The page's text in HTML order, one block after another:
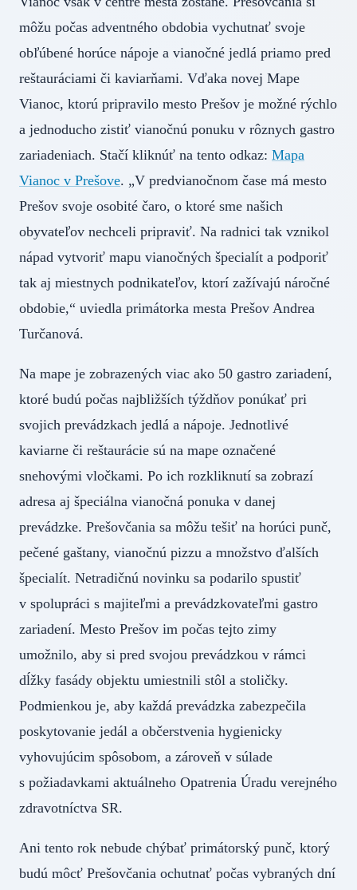
môžu počas adventného obdobia vychutnať svoje
obľúbené horúce nápoje a vianočné jedlá priamo pred
reštauráciami či kaviarňami. Vďaka novej Mape
Vianoc, ktorú pripravilo mesto Prešov je možné rýchlo
a jednoducho zistiť vianočnú ponuku v rôznych gastro
zariadeniach. Stačí kliknúť na tento odkaz: Mapa
Vianoc v Prešove. „V predvianočnom čase má mesto
Prešov svoje osobité čaro, o ktoré sme našich
obyvateľov nechceli pripraviť. Na radnici tak vznikol
nápad vytvoriť mapu vianočných špecialít a podporiť
tak aj miestnych podnikateľov, ktorí zažívajú náročné
obdobie,“ uviedla primátorka mesta Prešov Andrea
Turčanová.
Na mape je zobrazených viac ako 50 gastro zariadení,
ktoré budú počas najbližších týždňov ponúkať pri
svojich prevádzkach jedlá a nápoje. Jednotlivé
kaviarne či reštaurácie sú na mape označené
snehovými vločkami. Po ich rozkliknutí sa zobrazí
adresa aj špeciálna vianočná ponuka v danej
prevádzke. Prešovčania sa môžu tešiť na horúci punč,
pečené gaštany, vianočnú pizzu a množstvo ďalších
špecialít. Netradičnú novinku sa podarilo spustiť
v spolupráci s majiteľmi a prevádzkovateľmi gastro
zariadení. Mesto Prešov im počas tejto zimy
umožnilo, aby si pred svojou prevádzkou v rámci
dĺžky fasády objektu umiestnili stôl a stoličky.
Podmienkou je, aby každá prevádzka zabezpečila
poskytovanie jedál a občerstvenia hygienicky
vyhovujúcim spôsobom, a zároveň v súlade
s požiadavkami aktuálneho Opatrenia Úradu verejného
zdravotníctva SR.
Ani tento rok nebude chýbať primátorský punč, ktorý
budú môcť Prešovčania ochutnať počas vybraných dní